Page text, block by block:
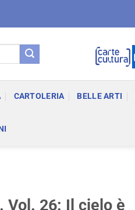
CARTOLERIA BELLE ARTI
Vol. 26: Il cielo è